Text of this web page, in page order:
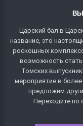
Царский бал в
название, это
роскошных
возможность стать
Томских
мероприятие в
предложим
Переходите по